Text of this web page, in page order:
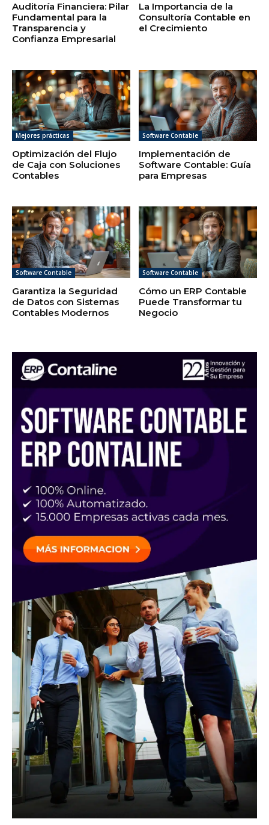
Auditoría Financiera: Pilar
Fundamental para la
Transparencia y
Confianza Empresarial
La Importancia de la
Consultoría Contable en
el Crecimiento
Mejores prácticas
Optimización del Flujo
de Caja con Soluciones
Contables
Software Contable
Implementación de
Software Contable: Guía
para Empresas
Software Contable
Garantiza la Seguridad
de Datos con Sistemas
Contables Modernos
Software Contable
Cómo un ERP Contable
Puede Transformar tu
Negocio